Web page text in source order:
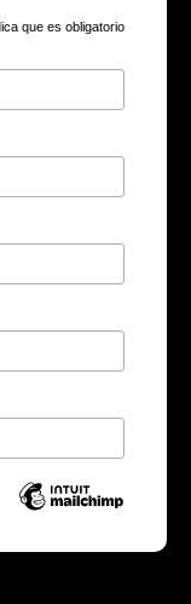
que es obligatorio